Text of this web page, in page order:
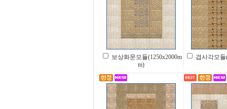
보상화문모듈(1250x2000m
m)
겹사각모듈